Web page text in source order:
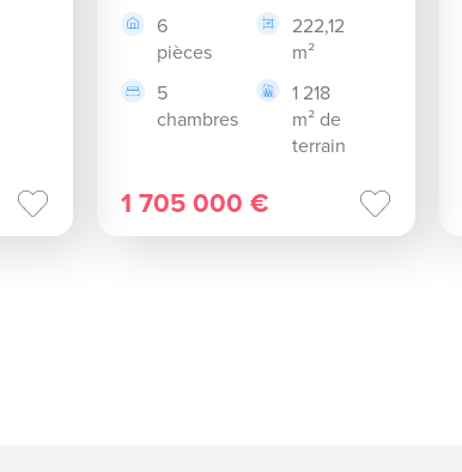
6
pièces
222,12
m²
5
chambres
1 218
m² de
terrain
1 705 000 €